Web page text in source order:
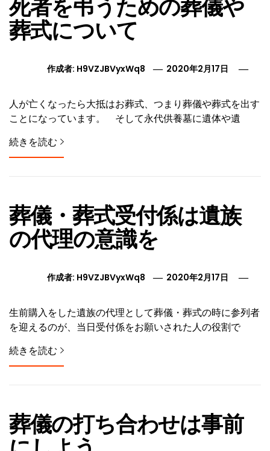
死者を弔うための葬儀や
葬式について
作成者: H9VZJBVyxWq8 2020年2月17日
人が亡くなったら大抵はお葬式、つまり葬儀や葬式を出す
ことになっています。 そして永代供養墓に遺体や遺
続きを読む
葬儀・葬式受付係は遺族
の代理の意識を
作成者: H9VZJBVyxWq8 2020年2月17日
生前購入をした遺族の代理として葬儀・葬式の時に参列者
を迎えるのが、当日受付係をお願いされた人の役割で
続きを読む
葬儀の打ち合わせは事前